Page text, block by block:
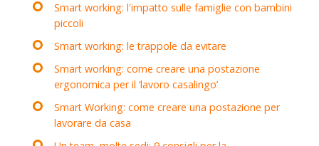
Smart working: l'impatto sulle famiglie con bambini
piccoli
Smart working: le trappole da evitare
Smart working: come creare una postazione
ergonomica per il ‘lavoro casalingo’
Smart Working: come creare una postazione per
lavorare da casa